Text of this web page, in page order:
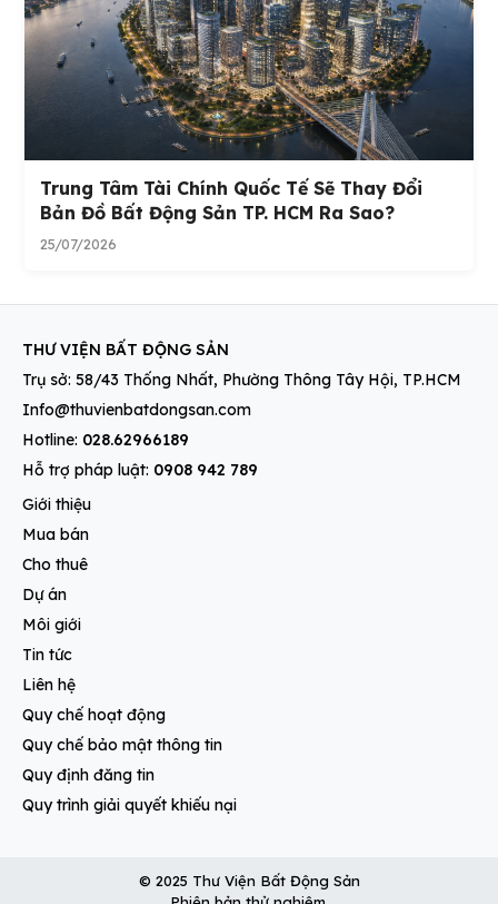
Trung Tâm Tài Chính Quốc Tế Sẽ Thay Đổi
Bản Đồ Bất Động Sản TP. HCM Ra Sao?
25/07/2026
THƯ VIỆN BẤT ĐỘNG SẢN
Trụ sở: 58/43 Thống Nhất, Phường Thông Tây Hội, TP.HCM
Info@thuvienbatdongsan.com
Hotline: 028.62966189
Hỗ trợ pháp luật: 0908 942 789
Giới thiệu
Mua bán
Cho thuê
Dự án
Môi giới
Tin tức
Liên hệ
Quy chế hoạt động
Quy chế bảo mật thông tin
Quy định đăng tin
Quy trình giải quyết khiếu nại
© 2025 Thư Viện Bất Động Sản